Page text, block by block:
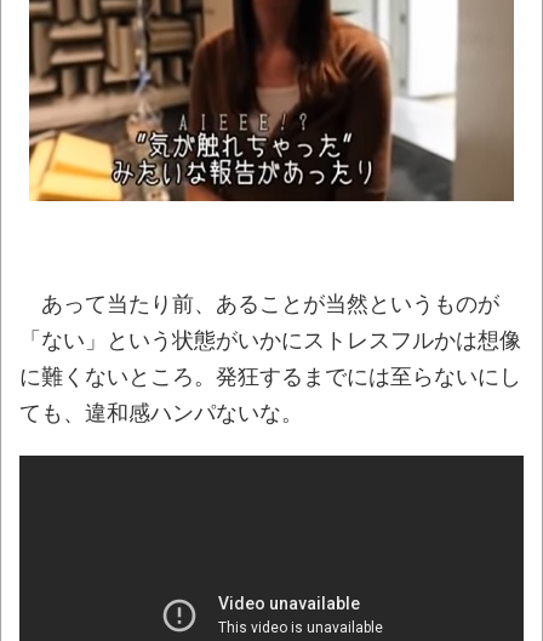
NEW!
【動画】両方馬鹿（笑）ミニストップでト
ラックと衝突したドラレコが（ノ∇`）NEW!
【真顔】あるスーパーの「チャイルドシー
ト付きカート」に描かれたキャラの目が死んで
ドアノブの修理を頼んだら…とんでもない事に
なった
【07日の新刊】「魔女と傭兵 9」「転生
したら第七王子だったので、気ままに魔術を極
めます 24」「ポンコツ魔王の田舎暮らし 6」
週間少年ジャンプのグッズ(43億円分)を注
あって当たり前、あることが当然というものが
「ない」という状態がいかにストレスフルかは想像
に難くないところ。発狂するまでには至らないにし
ても、違和感ハンパないな。